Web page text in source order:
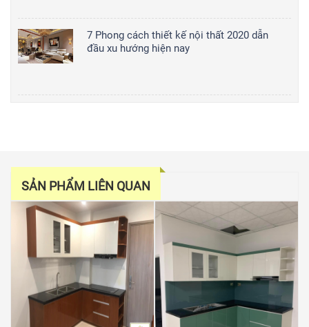
7 Phong cách thiết kế nội thất 2020 dẫn
đầu xu hướng hiện nay
SẢN PHẨM LIÊN QUAN